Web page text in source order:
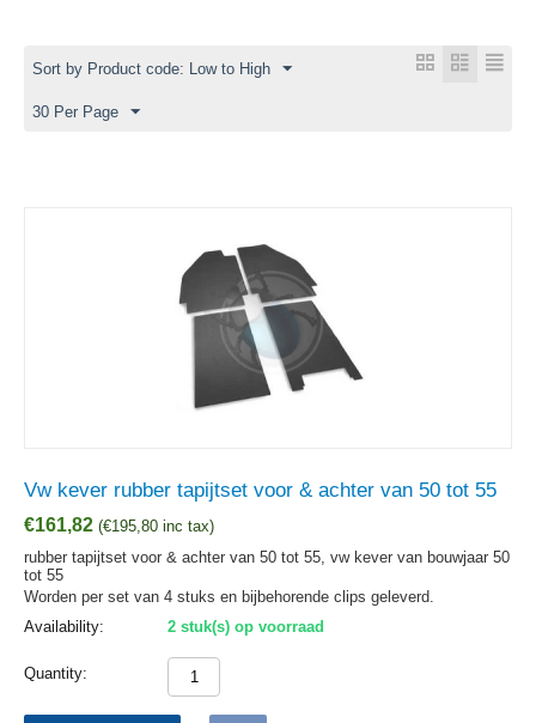
Sort by Product code: Low to High
30 Per Page
Vw kever rubber tapijtset voor & achter van 50 tot 55
€161,82 (€195,80 inc tax)
rubber tapijtset voor & achter van 50 tot 55, vw kever van bouwjaar 50
tot 55
Worden per set van 4 stuks en bijbehorende clips geleverd.
Availability:
2 stuk(s) op voorraad
Quantity: